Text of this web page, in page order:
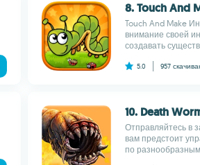
8. Touch And
Touch And Make
внимание своей
создавать
5.0 957
10. Death
Отправляйтесь в
вам предстоит
по